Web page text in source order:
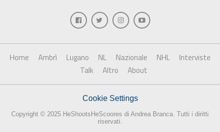
Home Ambrì Lugano NL Nazionale NHL
Interviste
Talk
Altro About
Cookie Settings
Copyright © 2025 HeShootsHeScoores di Andrea Branca. Tutti i diritti
riservati.